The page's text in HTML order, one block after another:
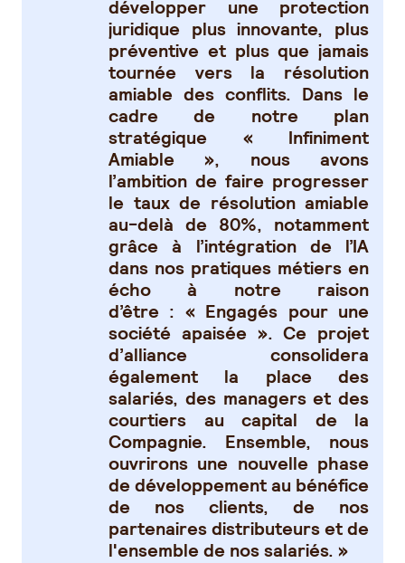
développer une protection
juridique plus innovante, plus
préventive et plus que jamais
tournée vers la résolution
amiable des conflits. Dans le
cadre de notre plan
stratégique « Infiniment
Amiable »,
nous avons
l’ambition de faire progresser
le taux de résolution amiable
au-delà de 80%, notamment
grâce à l’intégration de l’IA
dans nos pratiques métiers en
écho à notre raison
d’être : « Engagés pour une
société apaisée ». Ce projet
d’alliance consolidera
également la place des
salariés, des managers et des
courtiers au capital de la
Compagnie. Ensemble, nous
ouvrirons une nouvelle phase
de développement au bénéfice
de nos clients, de nos
partenaires distributeurs et de
l'ensemble de nos salariés. »